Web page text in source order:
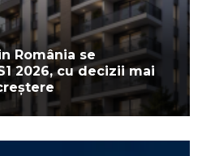
România se
2026, cu decizii mai